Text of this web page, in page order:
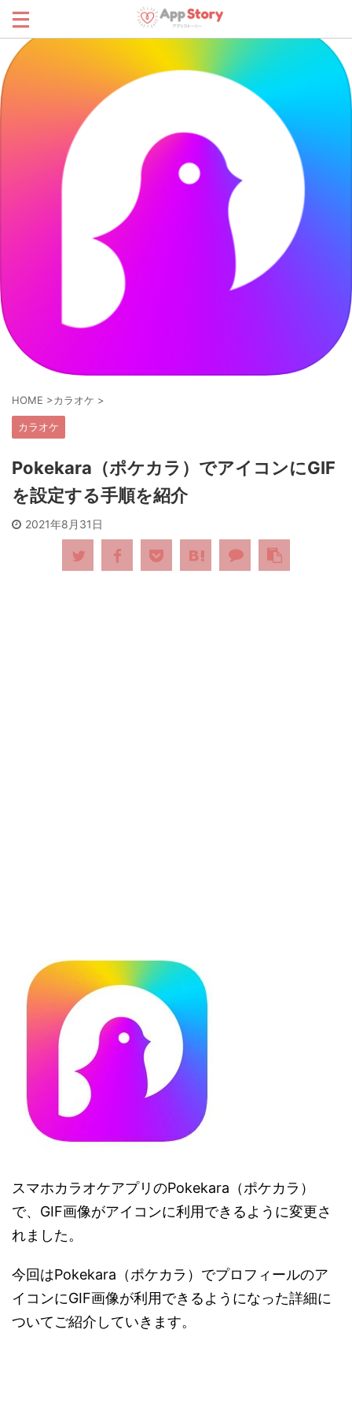
HOME >カラオケ >
カラオケ
Pokekara（ポケカラ）でアイコンにGIF
を設定する手順を紹介
2021年8月31日
スマホカラオケアプリのPokekara（ポケカラ）
で、GIF画像がアイコンに利用できるように変更さ
れました。
今回はPokekara（ポケカラ）でプロフィールのア
イコンにGIF画像が利用できるようになった詳細に
ついてご紹介していきます。